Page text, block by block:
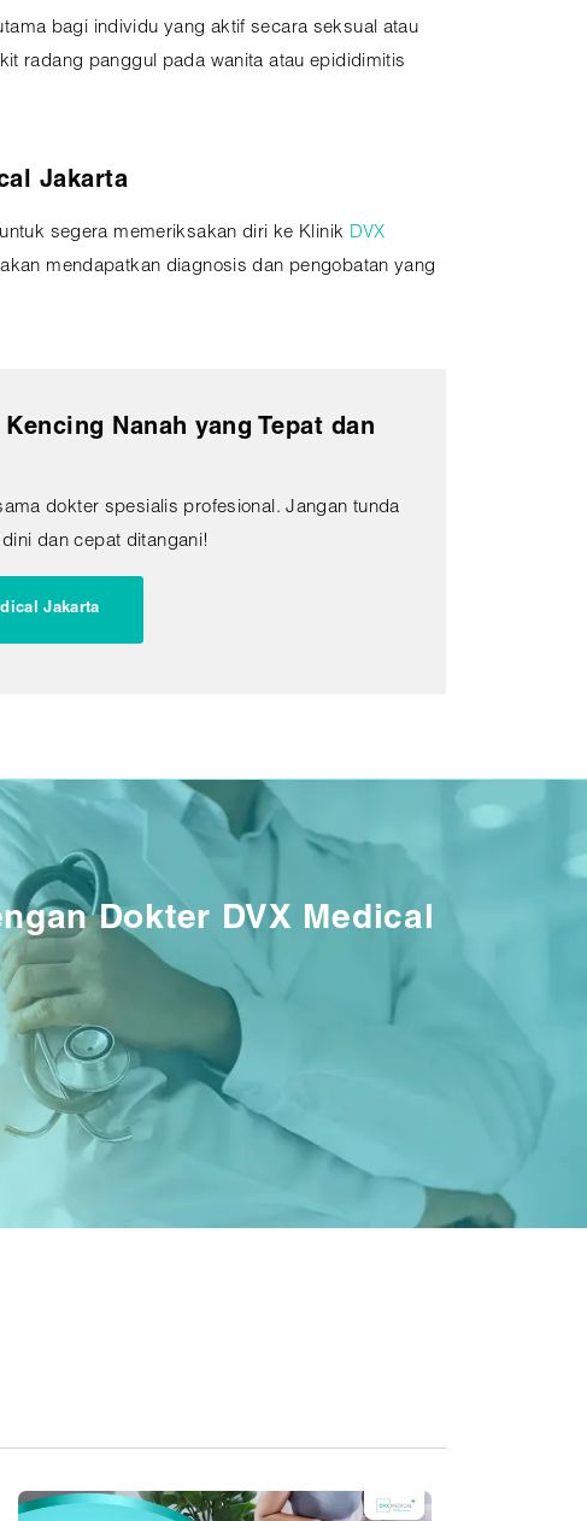
bagi individu yang aktif secara seksual atau
radang panggul pada wanita atau epididimitis
Jakarta
segera memeriksakan diri ke Klinik DVX
mendapatkan diagnosis dan pengobatan yang
Nanah yang Tepat dan
dokter spesialis profesional. Jangan tunda
dan cepat ditangani!
Jakarta
Dokter DVX Medical